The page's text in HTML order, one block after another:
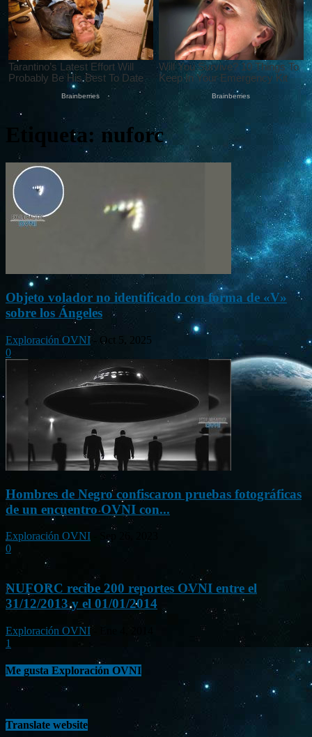
Etiqueta: nuforc
Objeto volador no identificado con forma de «V»
sobre los Ángeles
Exploración OVNI -
Oct 5, 2025
0
Hombres de Negro confiscaron pruebas fotográficas
de un encuentro OVNI con...
Exploración OVNI
Sep 26, 2023
0
NUFORC recibe 200 reportes OVNI entre el
31/12/2013 y el 01/01/2014
Exploración OVNI
1
Me gusta Exploración OVNI
Translate website